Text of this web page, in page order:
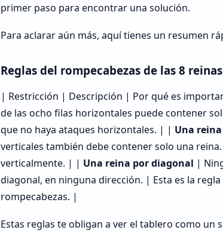
primer paso para encontrar una solución.
Para aclarar aún más, aquí tienes un resumen
Reglas del rompecabezas de las 8
| Restricción | Descripción | Por qué es
de las ocho filas horizontales puede contener
que no haya ataques horizontales. | | Una
verticales también debe contener solo una
verticalmente. | | Una reina por diagonal |
diagonal, en ninguna dirección. | Esta es la
rompecabezas. |
Estas reglas te obligan a ver el tablero como un